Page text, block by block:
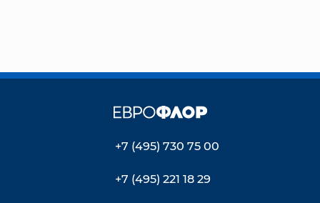
+7 (495) 730 75 00
+7 (495) 221 18 29